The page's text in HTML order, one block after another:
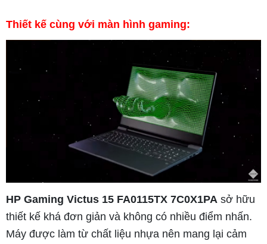
Thiết kế cùng với màn hình gaming:
HP Gaming Victus 15 FA0115TX 7C0X1PA sở hữu
thiết kế khá đơn giản và không có nhiều điểm nhấn.
Máy được làm từ chất liệu nhựa nên mang lại cảm